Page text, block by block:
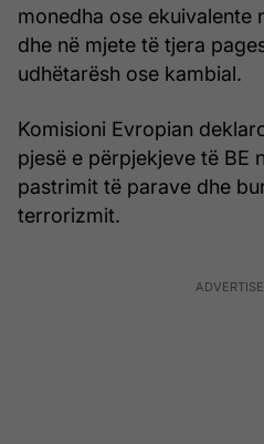
monedha ose ekuivalente
dhe në mjete të tjera
udhëtarësh ose kambial.
Komisioni Evropian
pjesë e përpjekjeve të BE
pastrimit të parave dhe
terrorizmit.